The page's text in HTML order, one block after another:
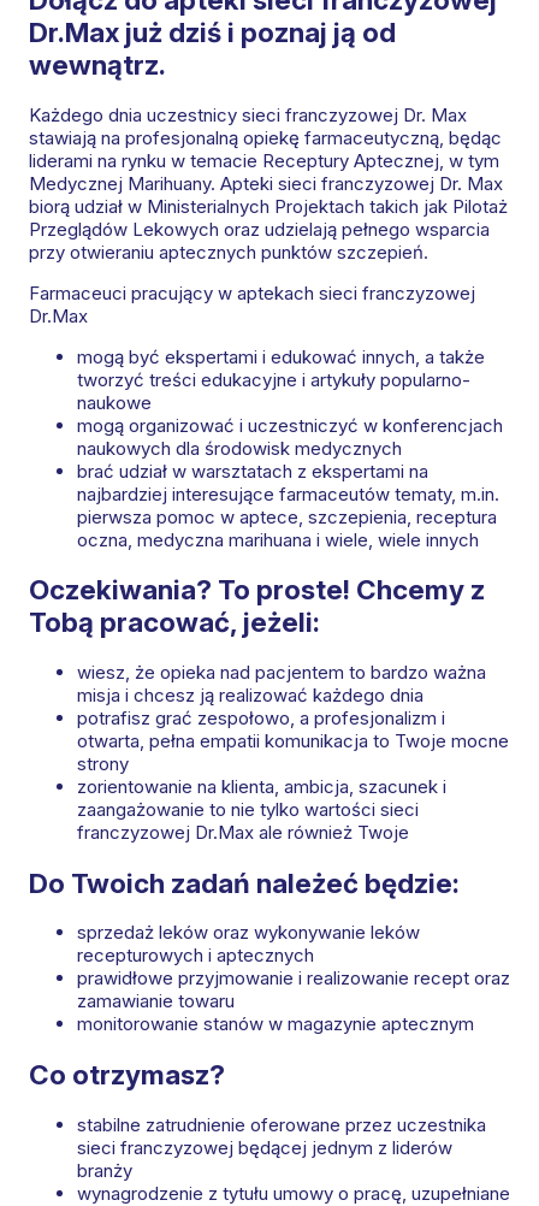
Dr.Max już dziś i poznaj ją od
wewnątrz.
Każdego dnia uczestnicy sieci franczyzowej Dr. Max
stawiają na profesjonalną opiekę farmaceutyczną, będąc
liderami na rynku w temacie Receptury Aptecznej, w tym
Medycznej Marihuany. Apteki sieci franczyzowej Dr. Max
biorą udział w Ministerialnych Projektach takich jak Pilotaż
Przeglądów Lekowych oraz udzielają pełnego wsparcia
przy otwieraniu aptecznych punktów szczepień.
Farmaceuci pracujący w aptekach sieci franczyzowej
Dr.Max
mogą być ekspertami i edukować innych, a także
tworzyć treści edukacyjne i artykuły popularno-
naukowe
mogą organizować i uczestniczyć w konferencjach
naukowych dla środowisk medycznych
brać udział w warsztatach z ekspertami na
najbardziej interesujące farmaceutów tematy, m.in.
pierwsza pomoc w aptece, szczepienia, receptura
oczna, medyczna marihuana i wiele, wiele innych
Oczekiwania? To proste! Chcemy z
Tobą pracować, jeżeli:
wiesz, że opieka nad pacjentem to bardzo ważna
misja i chcesz ją realizować każdego dnia
potrafisz grać zespołowo, a profesjonalizm i
otwarta, pełna empatii komunikacja to Twoje mocne
strony
zorientowanie na klienta, ambicja, szacunek i
zaangażowanie to nie tylko wartości sieci
franczyzowej Dr.Max ale również Twoje
Do Twoich zadań należeć będzie:
sprzedaż leków oraz wykonywanie leków
recepturowych i aptecznych
prawidłowe przyjmowanie i realizowanie recept oraz
zamawianie towaru
monitorowanie stanów w magazynie aptecznym
Co otrzymasz?
stabilne zatrudnienie oferowane przez uczestnika
sieci franczyzowej będącej jednym z liderów
branży
wynagrodzenie z tytułu umowy o pracę, uzupełniane